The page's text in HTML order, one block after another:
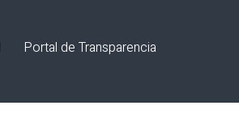
Portal de Transparencia